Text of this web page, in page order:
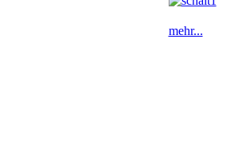
mehr...